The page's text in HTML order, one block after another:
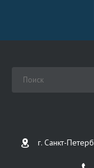
г. Санкт-